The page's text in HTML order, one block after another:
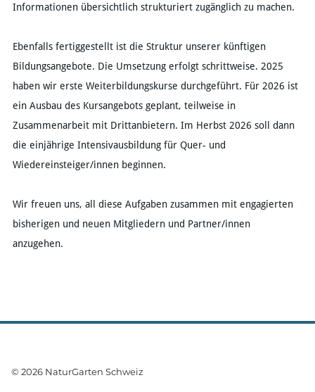
Informationen übersichtlich strukturiert zugänglich zu machen.
Ebenfalls fertiggestellt ist die Struktur unserer künftigen
Bildungsangebote. Die Umsetzung erfolgt schrittweise. 2025
haben wir erste Weiterbildungskurse durchgeführt. Für 2026 ist
ein Ausbau des Kursangebots geplant, teilweise in
Zusammenarbeit mit Drittanbietern. Im Herbst 2026 soll dann
die einjährige Intensivausbildung für Quer- und
Wiedereinsteiger/innen beginnen.
Wir freuen uns, all diese Aufgaben zusammen mit engagierten
bisherigen und neuen Mitgliedern und Partner/innen
anzugehen.
© 2026 NaturGarten Schweiz